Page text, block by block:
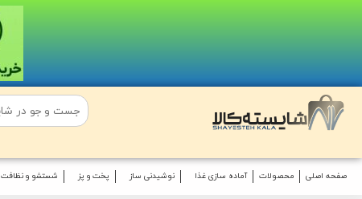
صفحه اصلی محصولات آماده سازی غذا نوشیدنی ساز پخت و پز شستشو و نظافت